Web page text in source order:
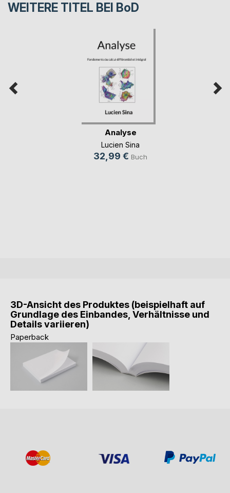
WEITERE TITEL BEI BoD
Analyse
Lucien Sina
32,99 € Buch
3D-Ansicht des Produktes (beispielhaft auf
Grundlage des Einbandes, Verhältnisse und
Details variieren)
Paperback